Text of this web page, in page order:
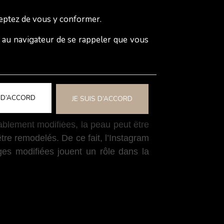
éditer automatiquement les photos
et il semblerait que sans ces
applications telles que FaceTune,
modifiées, la peau peut être
remodelés. De ce fait, l’Instagram
modifiées jouent un rôle dans la
de vous y conformer.
navigateur de se rappeler que vous
JE SUIS D’ACCORD